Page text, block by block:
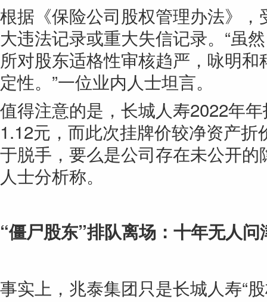
根据《保险公司股权管理办法》
大违法记录或重大失信记录。“虽
所对股东适格性审核趋严，咏明
定性。”一位业内人士坦言。
值得注意的是，长城人寿2022年
1.12元，而此次挂牌价较净资产折
于脱手，要么是公司存在未公开
人士分析称。
“僵尸股东”排队离场：十年无人问
事实上，兆泰集团只是长城人寿“